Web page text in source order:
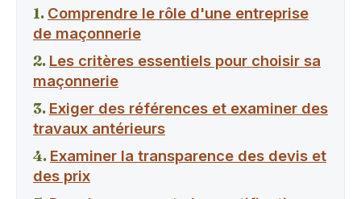
Comprendre le rôle d'une entreprise
de maçonnerie
Les critères essentiels pour choisir sa
maçonnerie
Exiger des références et examiner des
travaux antérieurs
Examiner la transparence des devis et
des prix